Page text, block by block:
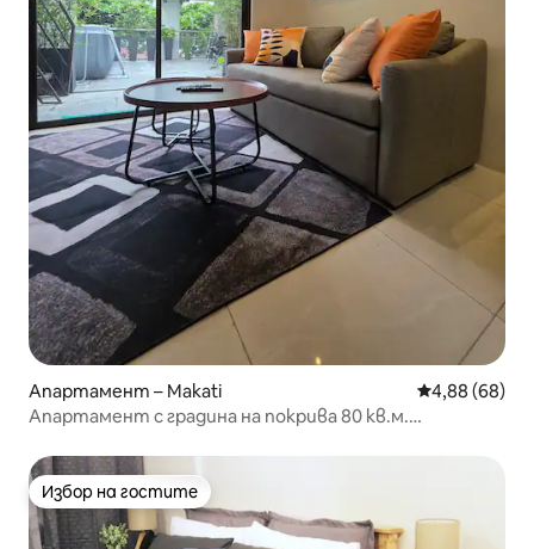
Апартамент – Makati Средна
4,88 (68)
Апартамент с градина на покрива 80 кв.м.
Избор на гостите
Избор на гостите